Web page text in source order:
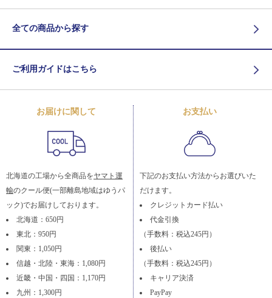
全ての商品から探す
ご利用ガイドはこちら
お届けに関して
北海道の工場から全商品をヤマト運
輸のクール便(一部離島地域はゆうパ
ック)でお届けしております。
北海道：650円
東北：950円
関東：1,050円
信越・北陸・東海：1,080円
近畿・中国・四国：1,170円
九州：1,300円
お支払い
下記のお支払い方法からお選びいた
だけます。
クレジットカード払い
代金引換
（手数料：税込245円）
後払い
（手数料：税込245円）
キャリア決済
PayPay